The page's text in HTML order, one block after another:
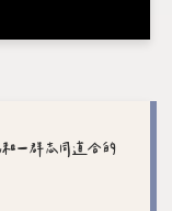
一群志同道合的